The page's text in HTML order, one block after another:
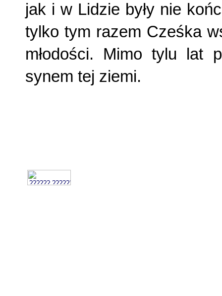
jak i w Lidzie były nie
tylko tym razem Cześka
młodości. Mimo tylu lat
synem tej ziemi.